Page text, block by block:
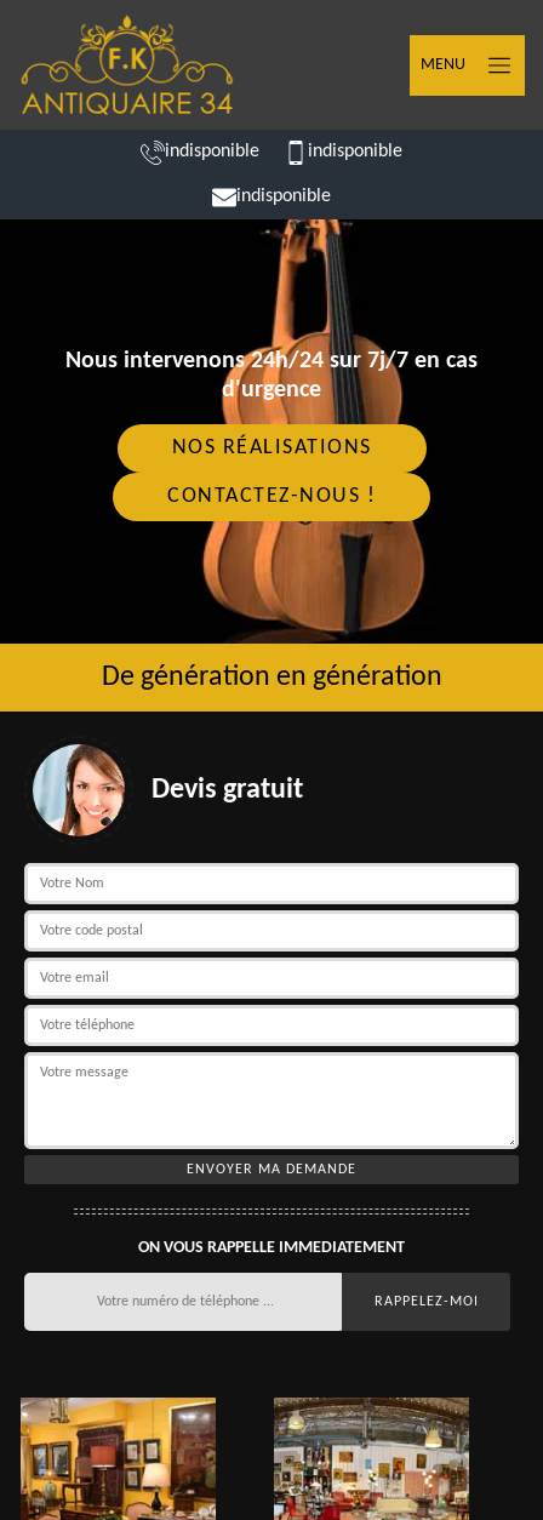
MENU
indisponible indisponible
indisponible
Nous intervenons 24h/24 sur 7j/7 en cas
d'urgence
NOS RÉALISATIONS
CONTACTEZ-NOUS !
De génération en génération
Devis gratuit
ON VOUS RAPPELLE IMMEDIATEMENT